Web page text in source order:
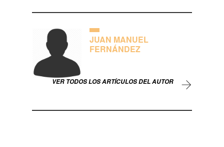
JUAN MANUEL
FERNÁNDEZ
VER TODOS LOS ARTÍCULOS DEL AUTOR